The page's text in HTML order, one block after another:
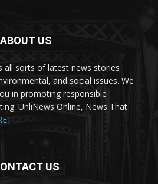
ABOUT US
all sorts of latest news stories
and social issues. We
in promoting responsible
UnliNews Online, News That
US